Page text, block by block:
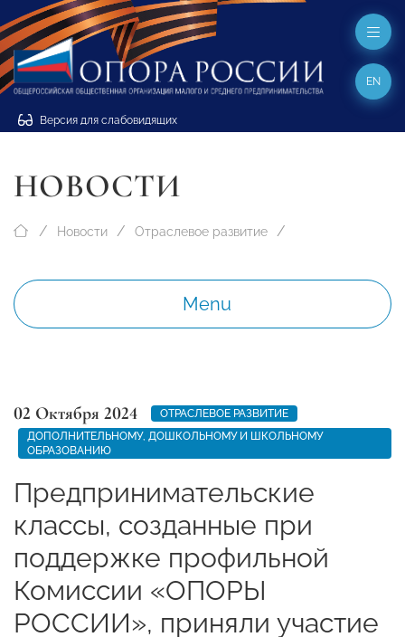
Версия для слабовидящих
EN
НОВОСТИ
Новости Отраслевое развитие
Menu
02 Октября 2024
ОТРАСЛЕВОЕ РАЗВИТИЕ
ДОПОЛНИТЕЛЬНОМУ, ДОШКОЛЬНОМУ И ШКОЛЬНОМУ
ОБРАЗОВАНИЮ
Предпринимательские
классы, созданные при
поддержке профильной
Комиссии «ОПОРЫ
РОССИИ», приняли участие